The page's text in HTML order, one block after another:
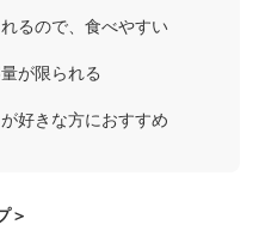
るので、食べやすい
が限られる
好きな方におすすめ
＞